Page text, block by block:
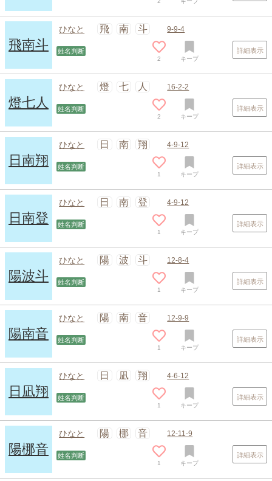
飛南斗
ひなと 飛 南 斗 9-9-4
姓名判断
2 キープ
詳細表示
燈七人
ひなと 燈 七 人 16-2-2
姓名判断
2 キープ
詳細表示
日南翔
ひなと 日 南 翔 4-9-12
姓名判断
1 キープ
詳細表示
日南登
ひなと 日 南 登 4-9-12
姓名判断
1 キープ
詳細表示
陽波斗
ひなと 陽 波 斗 12-8-4
姓名判断
1 キープ
詳細表示
陽南音
ひなと 陽 南 音 12-9-9
姓名判断
1 キープ
詳細表示
日凪翔
ひなと 日 凪 翔 4-6-12
姓名判断
1 キープ
詳細表示
陽梛音
ひなと 陽 梛 音 12-11-9
姓名判断
1 キープ
詳細表示